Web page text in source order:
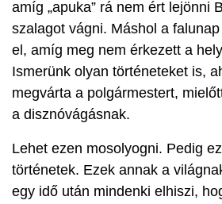
amíg „apuka” rá nem ért lejönni
szalagot vágni. Máshol a
el, amíg meg nem érkezett a
Ismerünk olyan történeteket is,
megvárta a polgármestert,
a disznóvágásnak.
Lehet ezen mosolyogni. Pedig
történetek. Ezek annak a
egy idő után mindenki elhiszi,